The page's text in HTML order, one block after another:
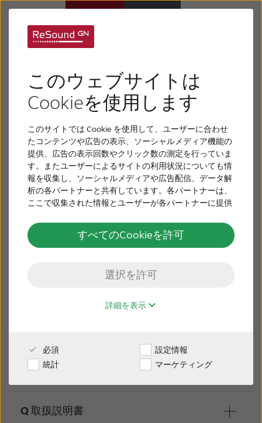
このウェブサイトは
Cookieを使用します
このサイトでは Cookie を使用して、ユーザーに合わせ
たコンテンツや広告の表示、ソーシャルメディア機能の
提供、広告の表示回数やクリック数の測定を行っていま
す。またユーザーによるサイトの利用状況についても情
報を収集し、ソーシャルメディアや広告配信、データ解
析の各パートナーと共有しています。各パートナーは、
ここで収集された情報とユーザーが各パートナーに提供
用したときに収集した他の情報を組み合わせて使用する
ことがあります。
選択を許可
すべてのCookieを許可
詳細を表示
必須
設定情報
統計
マーケティング
難聴について
リサウンドについて
サポート
採用情報
お問い合わせ
Australia Brasil
China
リサウンド・エンツ
ォ IA
リサウンド・エンツォTMIAに関するすべての資料
を以下より簡単にダウンロードいただけます。
サポート資料をダウンロー
ド
取扱説明書